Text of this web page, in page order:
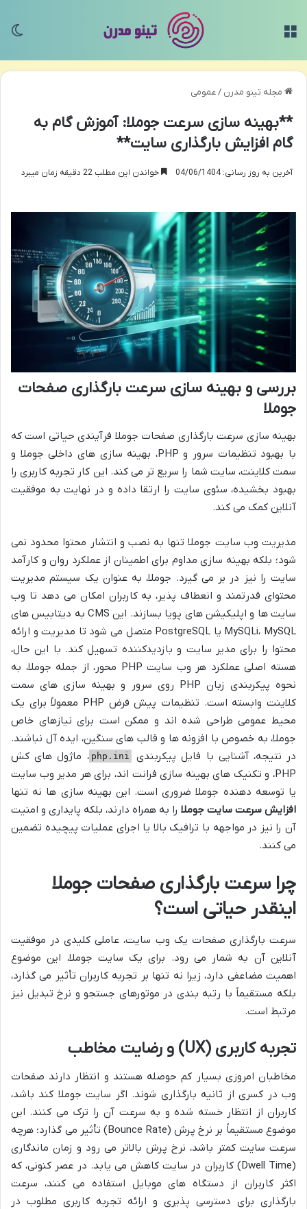
مجله تینو مدرن /عمومی
**بهینه سازی سرعت جوملا: آموزش گام به
گام افزایش بارگذاری سایت**
آخرین به روز رسانی: 04/06/1404 خواندن این مطلب 22 دقیقه زمان میبرد
بررسی و بهینه سازی سرعت بارگذاری صفحات
جوملا
بهینه سازی سرعت بارگذاری صفحات جوملا فرآیندی حیاتی است که
با بهبود تنظیمات سرور و PHP، بهینه سازی های داخلی جوملا و
سمت کلاینت، سایت شما را سریع تر می کند. این کار تجربه کاربری را
بهبود بخشیده، سئوی سایت را ارتقا داده و در نهایت به موفقیت
آنلاین کمک می کند.
مدیریت وب سایت جوملا تنها به نصب و انتشار محتوا محدود نمی
شود؛ بلکه بهینه سازی مداوم برای اطمینان از عملکرد روان و کارآمد
سایت را نیز در بر می گیرد. جوملا، به عنوان یک سیستم مدیریت
محتوای قدرتمند و انعطاف پذیر، به کاربران امکان می دهد تا وب
سایت ها و اپلیکیشن های پویا بسازند. این CMS به دیتابیس های
MySQLi، MySQL یا PostgreSQL متصل می شود تا مدیریت و ارائه
محتوا را برای مدیر سایت و بازدیدکننده تسهیل کند. با این حال،
هسته اصلی عملکرد هر وب سایت PHP محور، از جمله جوملا، به
نحوه پیکربندی زبان PHP روی سرور و بهینه سازی های سمت
کلاینت وابسته است. تنظیمات پیش فرض PHP معمولاً برای یک
محیط عمومی طراحی شده اند و ممکن است برای نیازهای خاص
جوملا، به خصوص با افزونه ها و قالب های سنگین، ایده آل نباشند.
در نتیجه، آشنایی با فایل پیکربندی
php.ini ، ماژول های کش
PHP، و تکنیک های بهینه سازی فرانت اند، برای هر مدیر وب سایت
یا توسعه دهنده جوملا ضروری است. این بهینه سازی ها نه تنها
افزایش سرعت سایت جوملا را به همراه دارند، بلکه پایداری و امنیت
آن را نیز در مواجهه با ترافیک بالا یا اجرای عملیات پیچیده تضمین
می کنند.
چرا سرعت بارگذاری صفحات جوملا
اینقدر حیاتی است؟
سرعت بارگذاری صفحات یک وب سایت، عاملی کلیدی در موفقیت
آنلاین آن به شمار می رود. برای یک سایت جوملا، این موضوع
اهمیت مضاعفی دارد، زیرا نه تنها بر تجربه کاربران تأثیر می گذارد،
بلکه مستقیماً با رتبه بندی در موتورهای جستجو و نرخ تبدیل نیز
مرتبط است.
تجربه کاربری (UX) و رضایت مخاطب
مخاطبان امروزی بسیار کم حوصله هستند و انتظار دارند صفحات
وب در کسری از ثانیه بارگذاری شوند. اگر سایت جوملا کند باشد،
کاربران از انتظار خسته شده و به سرعت آن را ترک می کنند. این
موضوع مستقیماً بر نرخ پرش (Bounce Rate) تأثیر می گذارد؛ هرچه
سرعت سایت کمتر باشد، نرخ پرش بالاتر می رود و زمان ماندگاری
(Dwell Time) کاربران در سایت کاهش می یابد. در عصر کنونی، که
اکثر کاربران از دستگاه های موبایل استفاده می کنند، سرعت
بارگذاری برای دسترسی پذیری و ارائه تجربه کاربری مطلوب در